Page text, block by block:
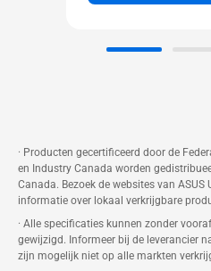
uitgerust met tot
uniform
biedt
in een compact
· Producten gecertificeerd door de
en Industry Canada worden
Canada. Bezoek de websites van ASUS
informatie over lokaal verkrijgbare
· Alle specificaties kunnen zonder
gewijzigd. Informeer bij de leverancier
zijn mogelijk niet op alle markten